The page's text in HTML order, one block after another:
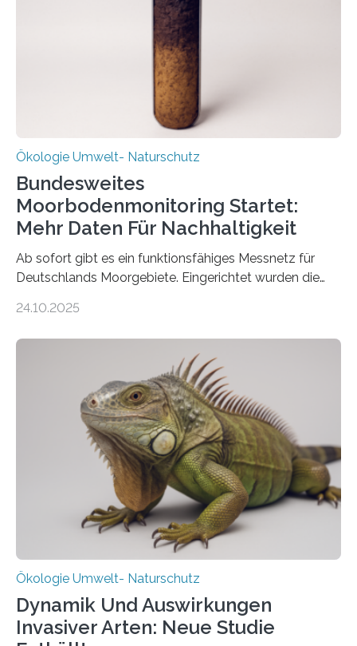
2025 offiziell eingeweihte Stadtrundgang „KreisLauf“. Er
ist ab sofort im Leipziger Stadtgebiet…
Ökologie Umwelt- Naturschutz
Bundesweites
Moorbodenmonitoring Startet:
Mehr Daten Für Nachhaltigkeit
Ab sofort gibt es ein funktionsfähiges Messnetz für
Deutschlands Moorgebiete. Eingerichtet wurden die
vergangenen fünf Jahren von Wissenschaftlerinnen
heutigen Donnerstag übergeben sie ihren Bericht zur
Aufbauphase an den Auftraggeber, das
Bundesministerium für Landwirtschaft, Ernährung und
Heimat. Braunschweig/Eberswalde (23. Oktober 2025).
Ein Netz aus 155 Messstationen spannt sich neuerdings
über Deutschlands Moorböden. Eingerichtet wurden sie
in den vergangenen fünf Jahren von
Wissenschaftlerinnen und Wissenschaftlern des
Thünen-Instituts für Agrarklimaschutz…
24.10.2025
Ökologie Umwelt- Naturschutz
Dynamik Und Auswirkungen
Invasiver Arten: Neue Studie